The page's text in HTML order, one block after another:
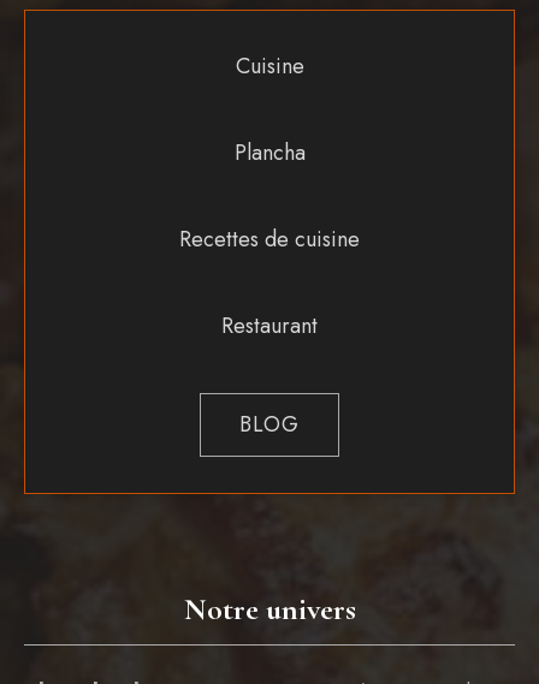
Notre univers
Cuisine
Plancha
Recettes de cuisine
Restaurant
BLOG